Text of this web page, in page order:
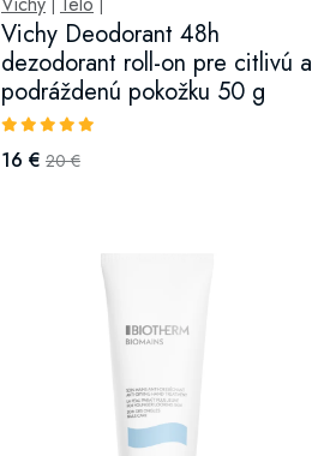
|
Vichy Deodorant 48h
dezodorant roll-on pre citlivú a
podráždenú pokožku 50 g
16 € 20 €